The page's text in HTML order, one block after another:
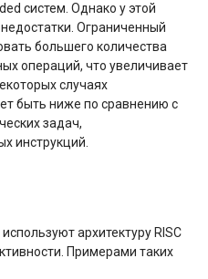
систем. Однако у этой
Ограниченный
большего количества
операций, что увеличивает
случаях
быть ниже по сравнению с
задач,
инструкций.
архитектуру RISC
Примерами таких